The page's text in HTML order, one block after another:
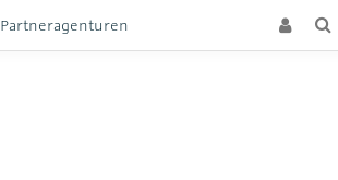
Partneragenturen